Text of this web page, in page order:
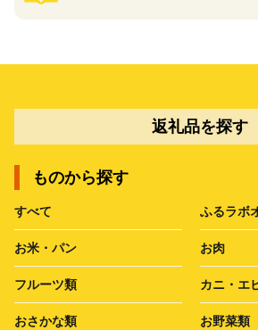
返礼品を探す
ものから探す
すべて ふるラボ
お米・パン お肉
フルーツ類 カニ・エ
おさかな類 お野菜類